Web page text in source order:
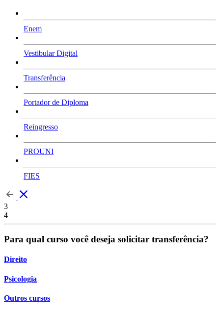
Enem
Vestibular Digital
Transferência
Portador de Diploma
Reingresso
PROUNI
FIES
3
4
Para qual curso você deseja solicitar transferência?
Direito
Psicologia
Outros cursos